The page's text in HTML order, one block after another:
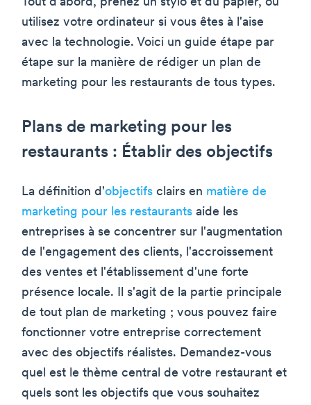
utilisez votre ordinateur si vous êtes à l'aise
avec la technologie. Voici un guide étape par
étape sur la manière de rédiger un plan de
marketing pour les restaurants de tous types.
Plans de marketing pour les
restaurants : Établir des objectifs
La définition d'objectifs clairs en matière de
marketing pour les restaurants aide les
entreprises à se concentrer sur l'augmentation
de l'engagement des clients, l'accroissement
des ventes et l'établissement d'une forte
présence locale. Il s'agit de la partie principale
de tout plan de marketing ; vous pouvez faire
fonctionner votre entreprise correctement
avec des objectifs réalistes. Demandez-vous
quel est le thème central de votre restaurant et
quels sont les objectifs que vous souhaitez